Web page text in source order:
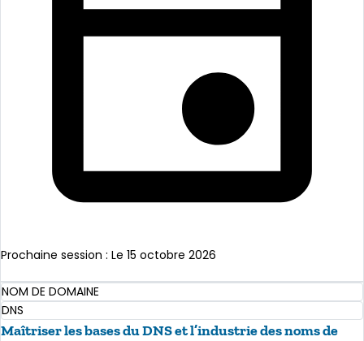
Prochaine session : Le 15 octobre 2026
NOM DE DOMAINE
DNS
Maîtriser les bases du DNS et l’industrie des noms de